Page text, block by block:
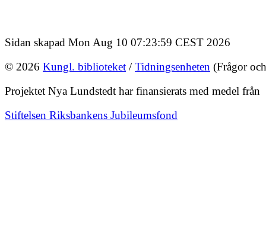
Sidan skapad Mon Aug 10 07:23:59 CEST 2026
© 2026 Kungl. biblioteket /Tidningsenheten (Frågor
Projektet Nya Lundstedt har finansierats med medel från
Stiftelsen Riksbankens Jubileumsfond